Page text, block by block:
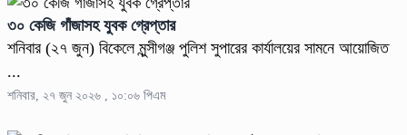
৩০ কেজি গাঁজাসহ যুবক গ্রেপ্তার
শনিবার (২৭ জুন) বিকেলে মুন্সীগঞ্জ পুলিশ সুপারের কার্যালয়ের সামনে আয়োজিত
...
শনিবার, ২৭ জুন ২০২৬ , ১০:০৬ পিএম